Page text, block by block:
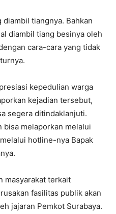
diambil tiangnya. Bahkan
diambil tiang besinya oleh
cara-cara yang tidak
kepedulian warga
kejadian tersebut,
segera ditindaklanjuti.
bisa melaporkan melalui
hotline-nya Bapak
masyarakat terkait
fasilitas publik akan
jajaran Pemkot Surabaya.